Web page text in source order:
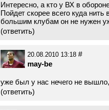
Интересно, а кто у ВХ в
Пойдет скорее всего куда
большим клубам он не нужен
(ответить)
20.08.2010 13:18 #
may-be
уже был у нас нечего не
(ответить)